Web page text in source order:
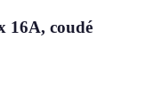
16A, coudé